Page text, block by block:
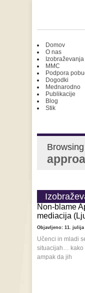
Domov
O nas
Izobraževanja
MMC
Podpora
Dogodki
Mednarodno
Publikacije
Blog
Stik
Non-blame
mediacija
Objavljeno: 11. julija
Učenci in mladi
situacijah… kako
ampak da jih